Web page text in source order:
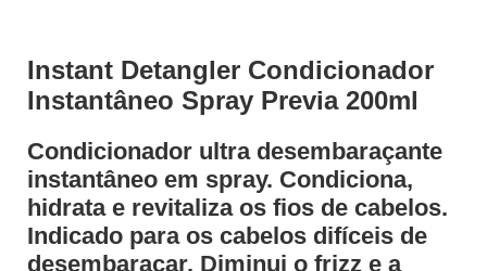
Instant Detangler Condicionador
Instantâneo Spray Previa 200ml
Condicionador ultra desembaraçante
instantâneo em spray. Condiciona,
hidrata e revitaliza os fios de cabelos.
Indicado para os cabelos difíceis de
desembaraçar. Diminui o frizz e a